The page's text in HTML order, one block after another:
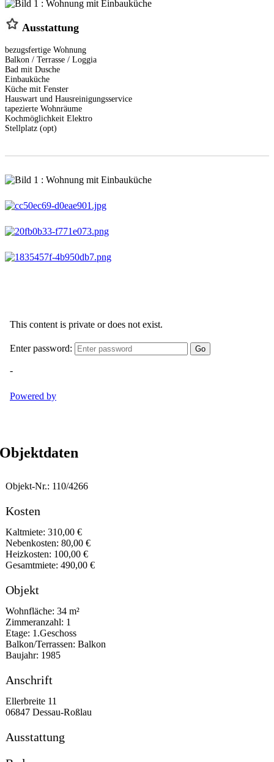
Ausstattung
bezugsfertige Wohnung
Balkon / Terrasse / Loggia
Bad mit Dusche
Einbauküche
Küche mit Fenster
Hauswart und Hausreinigungsservice
tapezierte Wohnräume
Kochmöglichkeit Elektro
Stellplatz (opt)
Objektdaten
Objekt-Nr.: 110/4266
Kosten
Kaltmiete: 310,00 €
Nebenkosten: 80,00 €
Heizkosten: 100,00 €
Gesamtmiete: 490,00 €
Objekt
Wohnfläche: 34 m²
Zimmeranzahl: 1
Etage: 1.Geschoss
Balkon/Terrassen: Balkon
Baujahr: 1985
Anschrift
Ellerbreite 11
06847 Dessau-Roßlau
Ausstattung